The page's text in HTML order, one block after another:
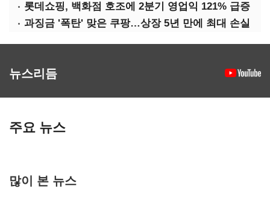
롯데쇼핑, 백화점 호조에 2분기 영업익 121% 급증
과징금 '폭탄' 맞은 쿠팡…상장 5년 만에 최대 손실
뉴스리듬
주요 뉴스
많이 본 뉴스